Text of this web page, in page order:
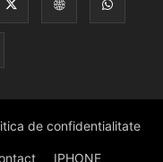
de confidentialitate
IPHONE